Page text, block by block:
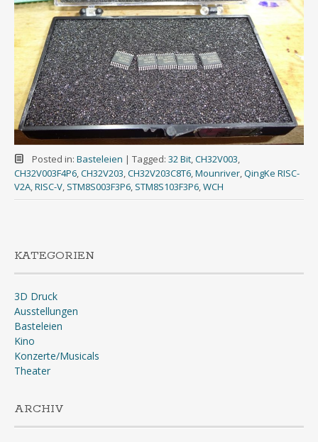
Posted in: Basteleien | Tagged: 32 Bit,CH32V003,
CH32V003F4P6,CH32V203,CH32V203C8T6,Mounriver,QingKe RISC-
V2A,RISC-V, STM8S003F3P6, STM8S103F3P6,WCH
KATEGORIEN
3D Druck
Ausstellungen
Basteleien
Kino
Konzerte/Musicals
Theater
ARCHIV